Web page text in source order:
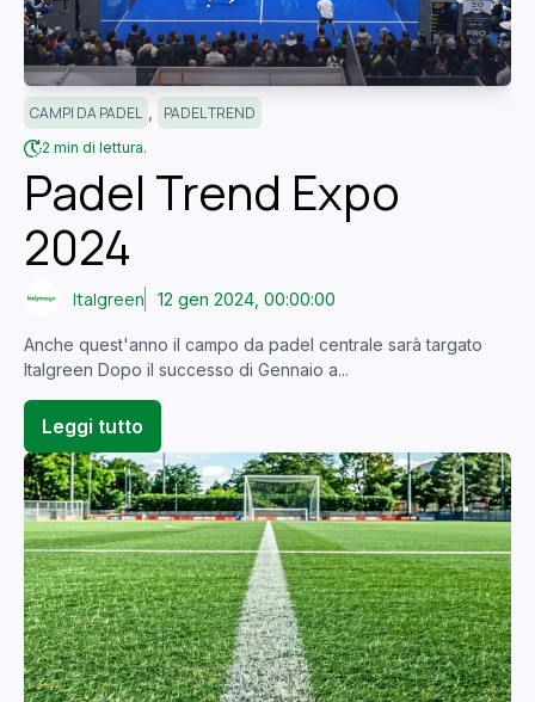
CAMPI DA PADEL PADEL TREND
2 min di lettura.
Padel Trend Expo
2024
Italgreen 12 gen 2024, 00:00:00
Anche quest'anno il campo da padel centrale sarà targato
Italgreen Dopo il successo di Gennaio a...
Leggi tutto